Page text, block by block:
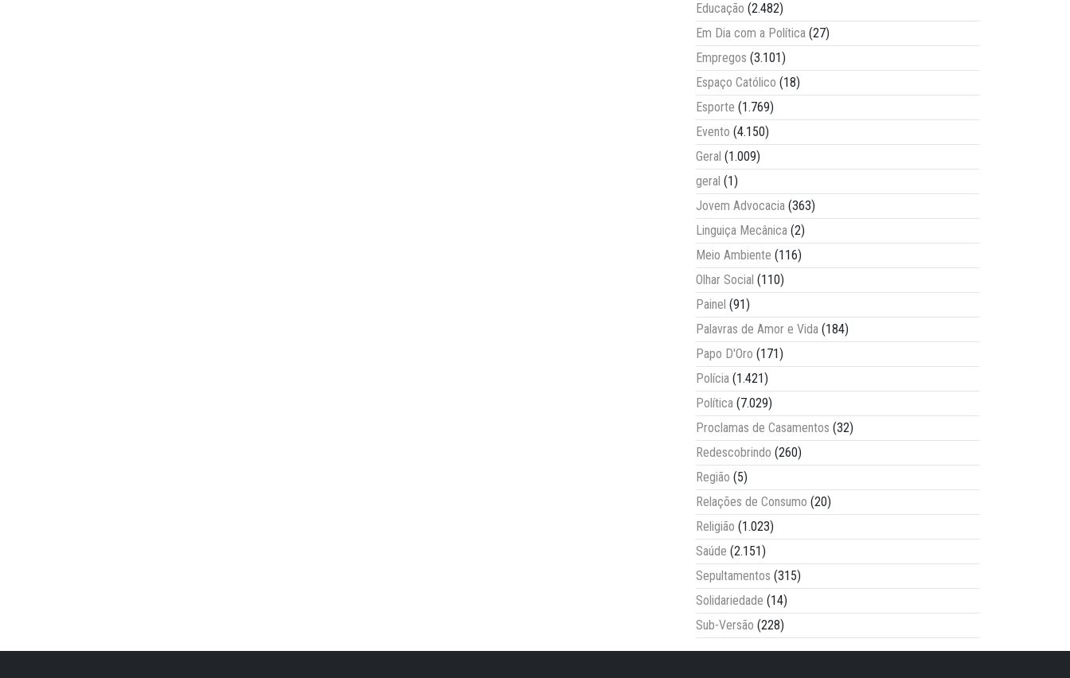
Educação (2.482)
Em Dia com a Política (27)
Empregos (3.101)
Espaço Católico (18)
Esporte (1.769)
Evento (4.150)
Geral (1.009)
geral (1)
Jovem Advocacia (363)
Linguiça Mecânica (2)
Meio Ambiente (116)
Olhar Social (110)
Painel (91)
Palavras de Amor e Vida (184)
Papo D'Oro (171)
Polícia (1.421)
Política (7.029)
Proclamas de Casamentos (32)
Redescobrindo (260)
Região (5)
Relações de Consumo (20)
Religião (1.023)
Saúde (2.151)
Sepultamentos (315)
Solidariedade (14)
Sub-Versão (228)